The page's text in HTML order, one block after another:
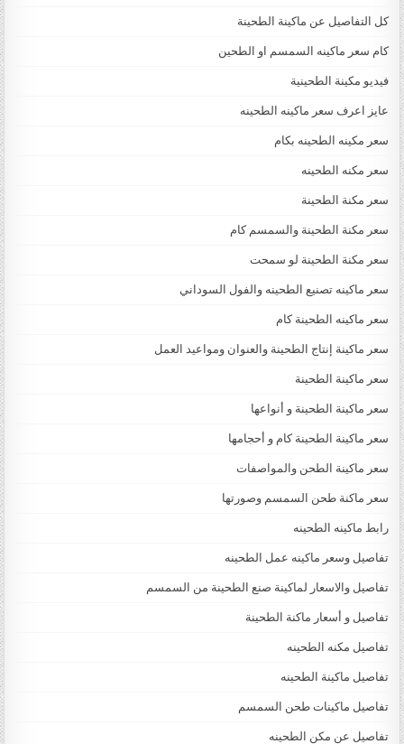
كل التفاصيل عن ماكينة الطحينة
كام سعر ماكينه السمسم او الطحين
فيديو مكينة الطحينية
عايز اعرف سعر ماكينه الطحينه
سعر مكينه الطحينه بكام
سعر مكنه الطحينه
سعر مكنة الطحينة
سعر مكنة الطحينة والسمسم كام
سعر مكنة الطحينة لو سمحت
سعر ماكينه تصنيع الطحينه والفول السوداني
سعر ماكينه الطحينة كام
سعر ماكينة إنتاج الطحينة والعنوان ومواعيد العمل
سعر ماكينة الطحينة
سعر ماكينة الطحينة و أنواعها
سعر ماكينة الطحينة كام و أحجامها
سعر ماكينة الطحن والمواصفات
سعر ماكنة طحن السمسم وصورتها
رابط ماكينه الطحينه
تفاصيل وسعر ماكينه عمل الطحينه
تفاصيل والاسعار لماكينة صنع الطحينة من السمسم
تفاصيل و أسعار ماكنة الطحينة
تفاصيل مكنه الطحينه
تفاصيل ماكينة الطحينه
تفاصيل ماكينات طحن السمسم
تفاصيل عن مكن الطحينه